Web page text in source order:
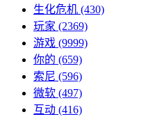
生化危机 (430)
玩家 (2369)
游戏 (9999)
你的 (659)
索尼 (596)
微软 (497)
互动 (416)